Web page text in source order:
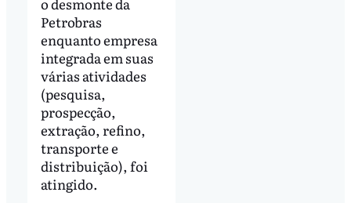
Petrobras
enquanto empresa
integrada em suas
várias atividades
(pesquisa,
prospecção,
extração, refino,
transporte e
distribuição), foi
atingido.